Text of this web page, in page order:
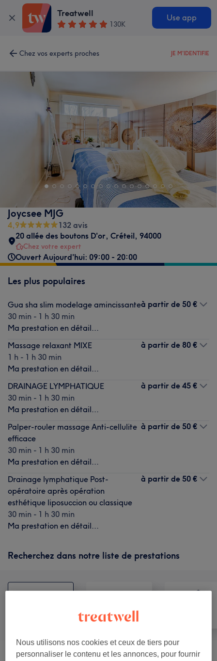
Treatwell
130K
Use app
Chez vos experts proches JE M'IDENTIFIE
Joycsee MJG
4,9
132 avis
20 allée des boutons D'or, Créteil, 94000
Chez votre expert
Ouvert Aujourd'hui: 09:00 - 20:00
Les plus populaires
Gua sha slim modelage amincissante
30 min - 1 h 30 min
Ma prestation en détail...
à partir de 50 €
Massage relaxant MIXE
1 h - 1 h 30 min
Ma prestation en détail...
à partir de 80 €
DRAINAGE LYMPHATIQUE
30 min - 1 h 30 min
Ma prestation en détail...
à partir de 45 €
Palper-rouler massage Anti-cellulite
efficace
30 min - 1 h 30 min
Ma prestation en détail...
à partir de 50 €
Drainage lymphatique Post-
opératoire après opération
esthétique liposuccion ou classique
30 min - 1 h 30 min
Ma prestation en détail...
à partir de 50 €
Recherchez dans notre liste de prestations
Visage
Nous utilisons nos cookies et ceux de tiers pour
personnaliser le contenu et les annonces, pour fournir